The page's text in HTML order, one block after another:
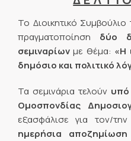
Το Διοικητικό
πραγματοποίηση δύο
σεμιναρίων με θέμα: «Η
δημόσιο και πολιτικό
Τα σεμινάρια τελούν υπό
Ομοσπονδίας
εξασφάλισε για τον/
ημερήσια